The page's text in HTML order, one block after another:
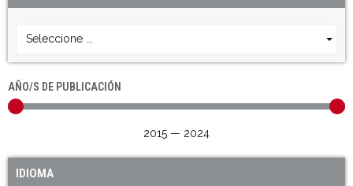
Seleccione ...
AÑO/S DE PUBLICACIÓN
2015 — 2024
IDIOMA